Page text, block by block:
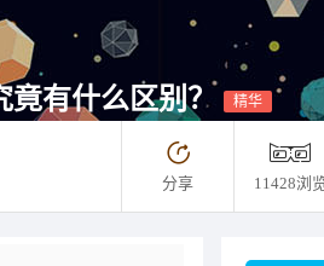
有什么区别？ 精华
分享 11428浏